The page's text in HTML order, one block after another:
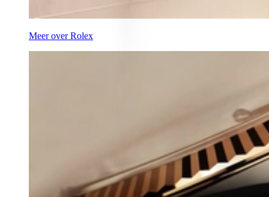
Meer over Rolex